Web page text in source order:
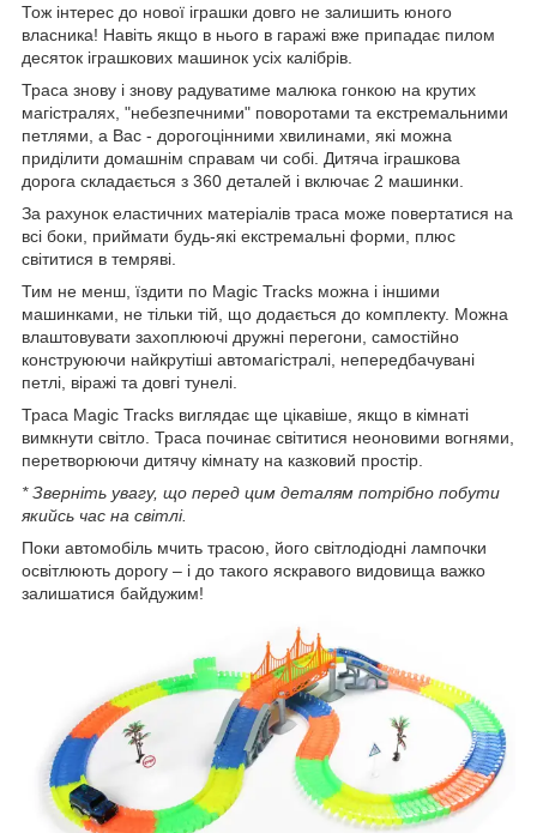
Тож інтерес до нової іграшки довго не залишить юного
власника! Навіть якщо в нього в гаражі вже припадає пилом
десяток іграшкових машинок усіх калібрів.
Траса знову і знову радуватиме малюка гонкою на крутих
магістралях, "небезпечними" поворотами та екстремальними
петлями, а Вас - дорогоцінними хвилинами, які можна
приділити домашнім справам чи собі. Дитяча іграшкова
дорога складається з 360 деталей і включає 2 машинки.
За рахунок еластичних матеріалів траса може повертатися на
всі боки, приймати будь-які екстремальні форми, плюс
світитися в темряві.
Тим не менш, їздити по Magic Tracks можна і іншими
машинками, не тільки тій, що додається до комплекту. Можна
влаштовувати захоплюючі дружні перегони, самостійно
конструюючи найкрутіші автомагістралі, непередбачувані
петлі, віражі та довгі тунелі.
Траса Magic Tracks виглядає ще цікавіше, якщо в кімнаті
вимкнути світло. Траса починає світитися неоновими вогнями,
перетворюючи дитячу кімнату на казковий простір.
* Зверніть увагу, що перед цим деталям потрібно побути
якийсь час на світлі.
Поки автомобіль мчить трасою, його світлодіодні лампочки
освітлюють дорогу – і до такого яскравого видовища важко
залишатися байдужим!